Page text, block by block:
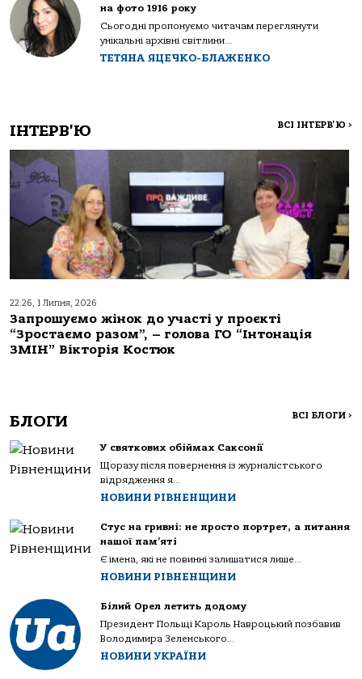
на фото 1916 року
Сьогодні пропонуємо читачам переглянути
унікальні архівні світлини...
ТЕТЯНА ЯЦЕЧКО-БЛАЖЕНКО
ІНТЕРВ'Ю ВСІ ІНТЕРВ'Ю >
22:26, 1 Липня, 2026
Запрошуємо жінок до участі у проєкті
“Зростаємо разом”, – голова ГО “Інтонація
ЗМІН” Вікторія Костюк
БЛОГИ ВСІ БЛОГИ >
У святкових обіймах Саксонії
Щоразу після повернення із журналістського
відрядження я...
НОВИНИ РІВНЕНЩИНИ
Стус на гривні: не просто портрет, а питання
нашої пам’яті
Є імена, які не повинні залишатися лише...
НОВИНИ РІВНЕНЩИНИ
Білий Орел летить додому
Президент Польщі Кароль Навроцький позбавив
Володимира Зеленського...
НОВИНИ УКРАЇНИ